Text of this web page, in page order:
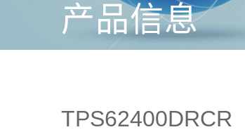
产品信息
TPS62400DRCR